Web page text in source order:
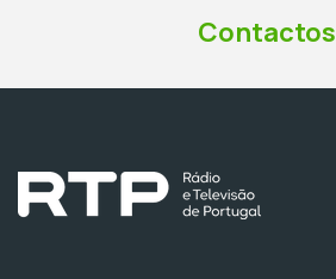
Contactos